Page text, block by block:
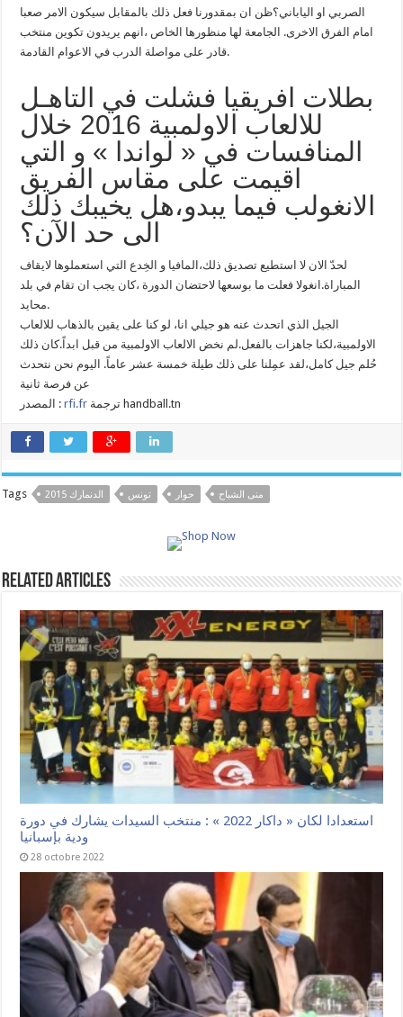
الصربي او الياباني؟ظن ان بمقدورنا فعل ذلك بالمقابل سيكون الامر صعبا
امام الفرق الاخرى. الجامعة لها منظورها الخاص ،انهم يريدون تكوين منتخب
قادر على مواصلة الدرب في الاعوام القادمة.
بطلات افريقيا فشلت في التاهـل
للالعاب الاولمبية 2016 خلال
المنافسات في « لواندا » و التي
اقيمت على مقاس الفريق
الانغولب فيما يبدو،هل يخيبك ذلك
الى حد الآن؟
لحدّ الان لا استطيع تصديق ذلك،المافيا و الخِدع التي استعملوها لايقاف
المباراة.انغولا فعلت ما بوسعها لاحتضان الدورة ،كان يجب ان تقام في بلد
محايد.
الجيل الذي اتحدث عنه هو جيلي انا، لو كنا على يقين بالذهاب للالعاب
الاولمبية،لكنا جاهزات بالفعل.لم نخض الالعاب الاولمبية من قبل ابداً.كان ذلك
حُلم جيل كامل،لقد عمِلنا على ذلك طيلة خمسة عشر عاماً. اليوم نحن نتحدث
عن فرصة ثانية
المصدر :rfi.fr ترجمة handball.tn
Tags الدنمارك 2015 تونس حوار منى الشباح
Related Articles
استعدادا لكان « داكار 2022 » : منتخب السيدات يشارك في دورة
ودية بإسبانيا
28 octobre 2022